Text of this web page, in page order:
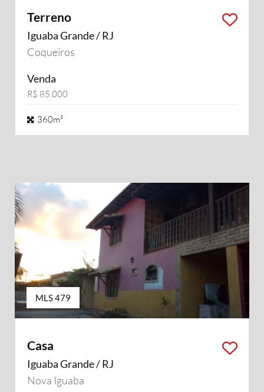
Terreno
Iguaba Grande / RJ
Coqueiros
Venda
R$ 85.000
360m²
MLS 479
Casa
Iguaba Grande / RJ
Nova Iguaba